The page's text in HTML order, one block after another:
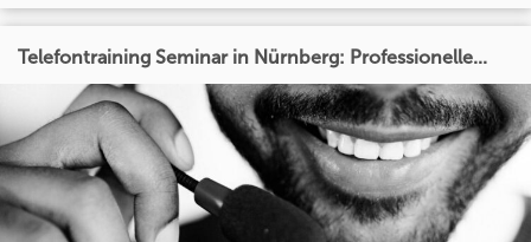
Telefontraining Seminar in Nürnberg: Professionelle...